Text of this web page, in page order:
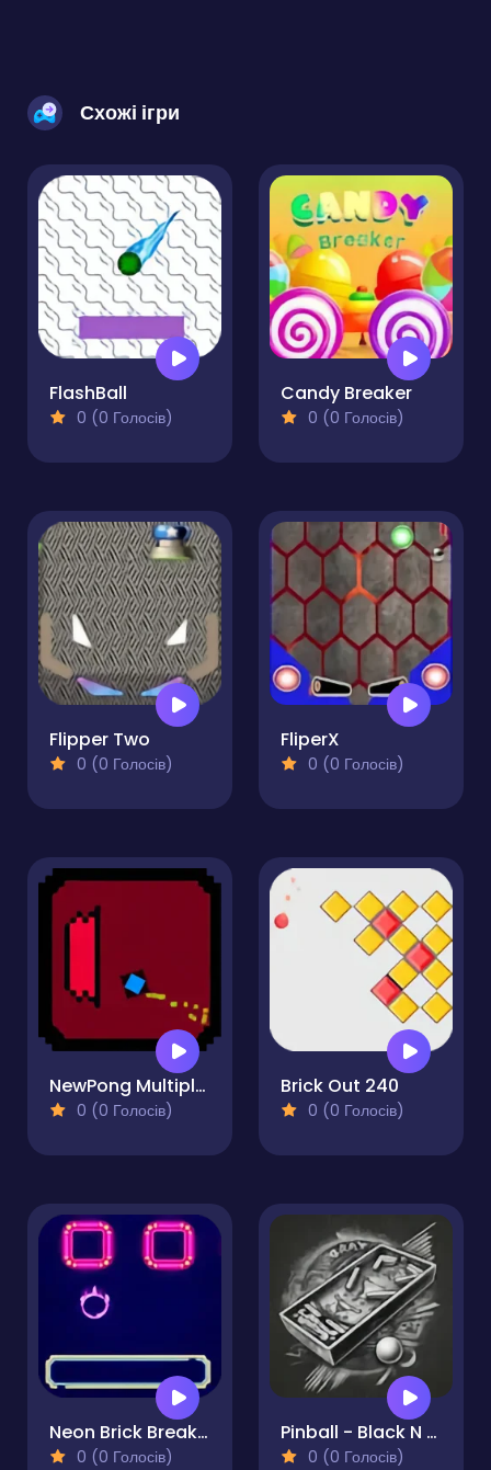
Схожі ігри
FlashBall
0 (0 Голосів)
Candy Breaker
0 (0 Голосів)
Flipper Two
0 (0 Голосів)
FliperX
0 (0 Голосів)
NewPong Multiplayer
0 (0 Голосів)
Brick Out 240
0 (0 Голосів)
Neon Brick Breaker
0 (0 Голосів)
Pinball - Black N White
0 (0 Голосів)